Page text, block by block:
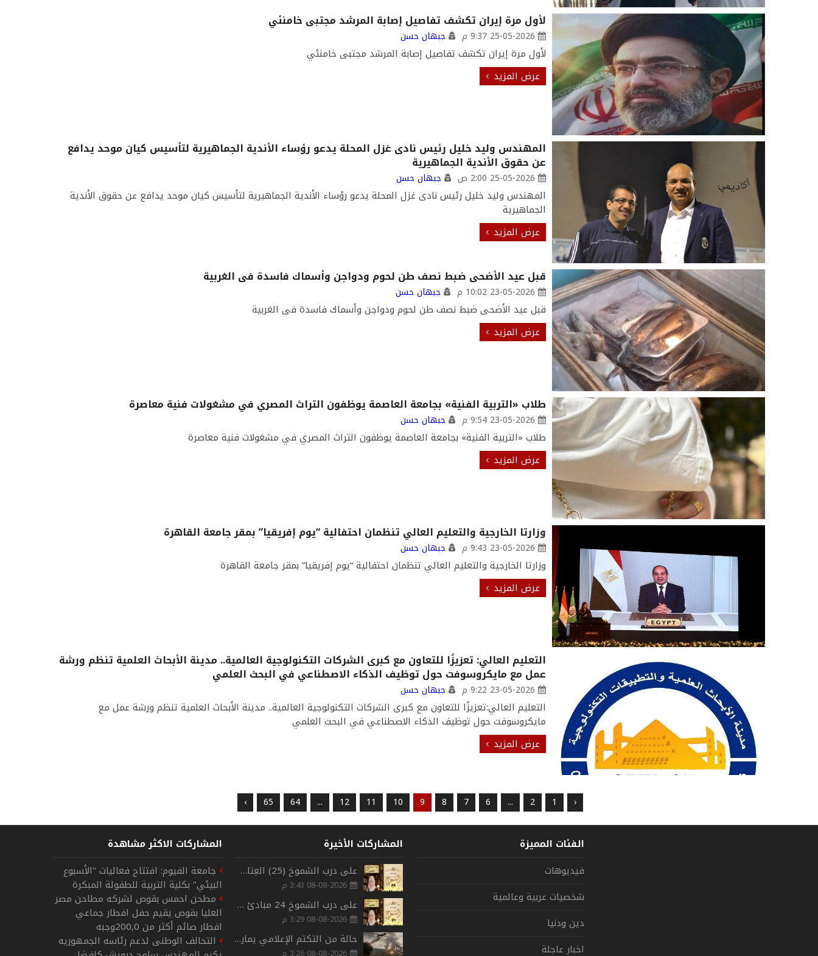
لأول مرة إيران تكشف تفاصيل إصابة المرشد مجتبى خامنئي
25-05-2026 9:37 م جبهان حسن
لأول مرة إيران تكشف تفاصيل إصابة المرشد مجتبى خامنئي
عرض المزيد
المهندس وليد خليل رئيس نادى غزل المحلة ⁠يدعو رؤساء الأندية الجماهيرية لتأسيس كيان موحد يدافع
عن حقوق الأندية الجماهيرية
25-05-2026 2:00 ص جبهان حسن
المهندس وليد خليل رئيس نادى غزل المحلة ⁠يدعو رؤساء الأندية الجماهيرية لتأسيس كيان موحد يدافع عن حقوق الأندية
الجماهيرية
عرض المزيد
قبل عيد الأضحى ضبط نصف طن لحوم ودواجن وأسماك فاسدة فى الغربية
23-05-2026 10:02 م جبهان حسن
قبل عيد الأضحى ضبط نصف طن لحوم ودواجن وأسماك فاسدة فى الغربية
عرض المزيد
طلاب «التربية الفنية» بجامعة العاصمة يوظفون التراث المصري في مشغولات فنية معاصرة
23-05-2026 9:54 م جبهان حسن
طلاب «التربية الفنية» بجامعة العاصمة يوظفون التراث المصري في مشغولات فنية معاصرة
عرض المزيد
وزارتا الخارجية والتعليم العالي تنظمان احتفالية “يوم إفريقيا” بمقر جامعة القاهرة
23-05-2026 9:43 م جبهان حسن
وزارتا الخارجية والتعليم العالي تنظمان احتفالية “يوم إفريقيا” بمقر جامعة القاهرة
عرض المزيد
التعليم العالي: تعزيزًا للتعاون مع كبرى الشركات التكنولوجية العالمية.. مدينة الأبحاث العلمية تنظم ورشة
عمل مع مايكروسوفت حول توظيف الذكاء الاصطناعي في البحث العلمي
23-05-2026 9:22 م جبهان حسن
التعليم العالي:تعزيزًا للتعاون مع كبرى الشركات التكنولوجية العالمية.. مدينة الأبحاث العلمية تنظم ورشة عمل مع
مايكروسوفت حول توظيف الذكاء الاصطناعي في البحث العلمي
عرض المزيد
‹
1
2
...
6
7
8
9
10
11
12
...
64
65
›
المشاركات الاكثر مشاهدة
جامعة الفيوم: افتتاح فعاليات "الأسبوع
البيئي" بكلية التربية للطفولة المبكرة
مطحن احمس بقوص لشركه مطاحن مصر
العليا بقوص يقيم حفل افطار جماعي
افطار صائم أكثر من 200,0وجبه
التحالف الوطنى لدعم رئاسه الجمهوريه
المشاركات الأخيرة
على درب الشموخ (25) العِتابُ كالودق
08-08-2026 3:43 م
على درب الشموخ 24 مبادئ وشِيَم
08-08-2026 3:29 م
حالة من التكتم الإعلامي يمارسها الجيش الإسرائيلي
الفئات المميزة
فيديوهات
شخصيات عربية وعالمية
دين ودنيا
اخبار عاجلة